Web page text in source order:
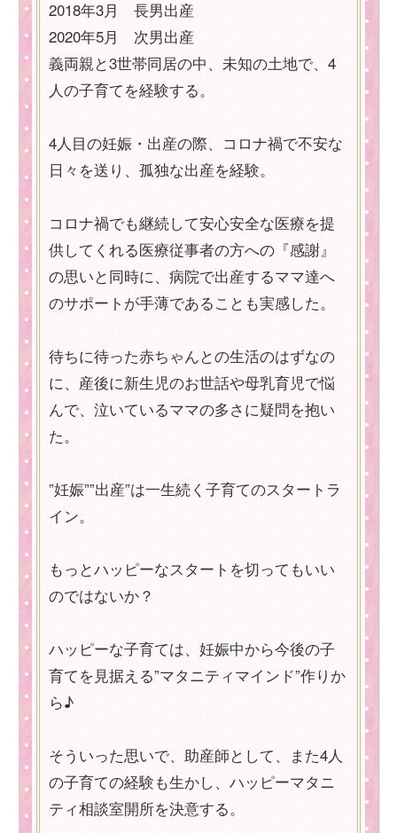
2018年3月 長男出産
2020年5月 次男出産
義両親と3世帯同居の中、未知の土地で、4
人の子育てを経験する。
4人目の妊娠・出産の際、コロナ禍で不安な
日々を送り、孤独な出産を経験。
コロナ禍でも継続して安心安全な医療を提
供してくれる医療従事者の方への『感謝』
の思いと同時に、病院で出産するママ達へ
のサポートが手薄であることも実感した。
待ちに待った赤ちゃんとの生活のはずなの
に、産後に新生児のお世話や母乳育児で悩
んで、泣いているママの多さに疑問を抱い
た。
”妊娠””出産”は一生続く子育てのスタートラ
イン。
もっとハッピーなスタートを切ってもいい
のではないか？
ハッピーな子育ては、妊娠中から今後の子
育てを見据える”マタニティマインド”作りか
ら♪
そういった思いで、助産師として、また4人
の子育ての経験も生かし、ハッピーマタニ
ティ相談室開所を決意する。